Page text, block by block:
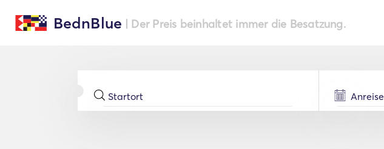
BednBlue | Der Preis beinhaltet immer die Besatzung.